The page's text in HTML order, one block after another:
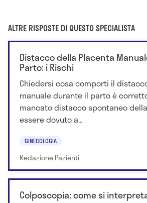
ALTRE RISPOSTE DI QUESTO SPECIALISTA
Distacco della Placenta
Parto: i Rischi
Chiedersi cosa comporti il
manuale durante il parto è
mancato distacco spontaneo
essere dovuto a...
GINECOLOGIA
Redazione Pazienti
Colposcopia: come si